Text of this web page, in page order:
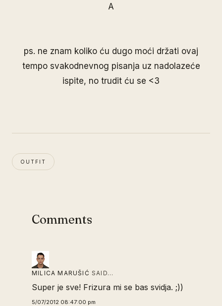
A
ps. ne znam koliko ću dugo moći držati ovaj
tempo svakodnevnog pisanja uz nadolazeće
ispite, no trudit ću se <3
OUTFIT
Comments
MILICA MARUŠIĆ SAID…
Super je sve! Frizura mi se bas svidja. ;))
5/07/2012 08:47:00 pm